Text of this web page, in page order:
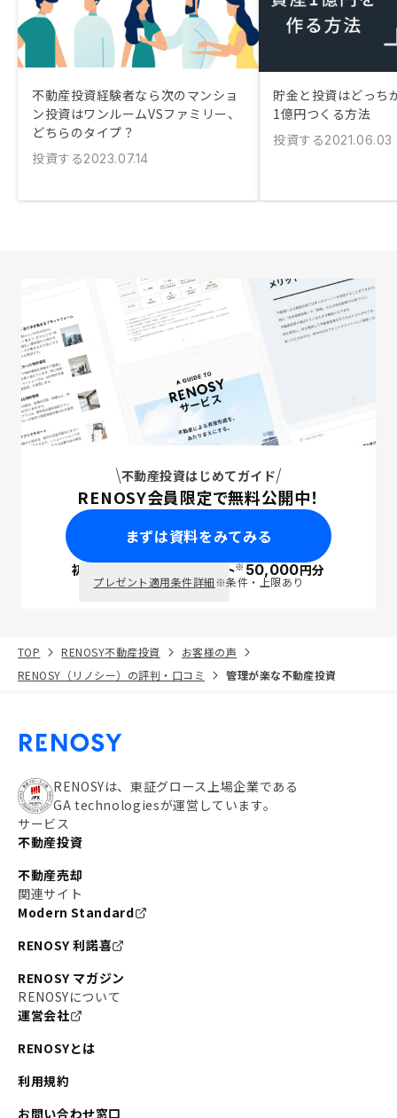
不動産投資経験者なら次のマンショ
ン投資はワンルームVSファミリー、
どちらのタイプ？
投資する2023.07.14
貯金と投資はどっち
1億円つくる方法
投資する2021.06.03
不動産投資はじめてガイド
RENOSY会員限定で無料公開中！
まずは資料をみてみる
初回面談で ポイント※50,000円分
プレゼント適用条件詳細※条件・上限あり
TOP RENOSY不動産投資
お客様の声
RENOSY（リノシー）の評判・口コミ
管理が楽な不動産投資
RENOSYは、東証グロース上場企業である
GA technologiesが運営しています。
サービス
不動産投資
不動産売却
関連サイト
Modern Standard
RENOSY 利諾喜
RENOSY マガジン
RENOSYについて
運営会社
RENOSYとは
利用規約
お問い合わせ窓口